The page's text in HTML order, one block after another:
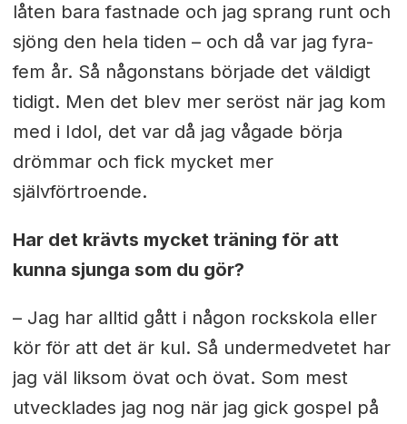
låten bara fastnade och jag sprang runt och
sjöng den hela tiden – och då var jag fyra-
fem år. Så någonstans började det väldigt
tidigt. Men det blev mer seröst när jag kom
med i Idol, det var då jag vågade börja
drömmar och fick mycket mer
självförtroende.
Har det krävts mycket träning för att
kunna sjunga som du gör?
– Jag har alltid gått i någon rockskola eller
kör för att det är kul. Så undermedvetet har
jag väl liksom övat och övat. Som mest
utvecklades jag nog när jag gick gospel på